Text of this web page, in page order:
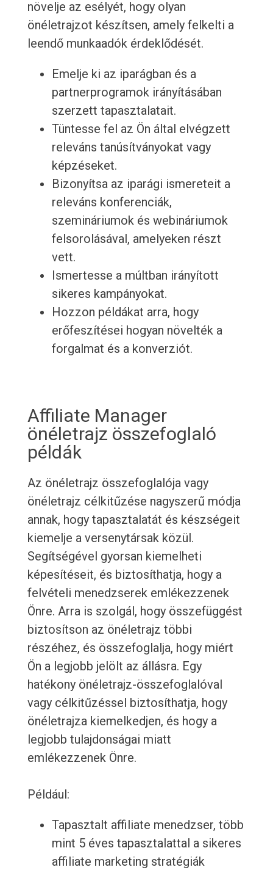
növelje az esélyét, hogy olyan
önéletrajzot készítsen, amely felkelti a
leendő munkaadók érdeklődését.
Emelje ki az iparágban és a
partnerprogramok irányításában
szerzett tapasztalatait.
Tüntesse fel az Ön által elvégzett
releváns tanúsítványokat vagy
képzéseket.
Bizonyítsa az iparági ismereteit a
releváns konferenciák,
szemináriumok és webináriumok
felsorolásával, amelyeken részt
vett.
Ismertesse a múltban irányított
sikeres kampányokat.
Hozzon példákat arra, hogy
erőfeszítései hogyan növelték a
forgalmat és a konverziót.
Affiliate Manager
önéletrajz összefoglaló
példák
Az önéletrajz összefoglalója vagy
önéletrajz célkitűzése nagyszerű módja
annak, hogy tapasztalatát és készségeit
kiemelje a versenytársak közül.
Segítségével gyorsan kiemelheti
képesítéseit, és biztosíthatja, hogy a
felvételi menedzserek emlékezzenek
Önre. Arra is szolgál, hogy összefüggést
biztosítson az önéletrajz többi
részéhez, és összefoglalja, hogy miért
Ön a legjobb jelölt az állásra. Egy
hatékony önéletrajz-összefoglalóval
vagy célkitűzéssel biztosíthatja, hogy
önéletrajza kiemelkedjen, és hogy a
legjobb tulajdonságai miatt
emlékezzenek Önre.
Például:
Tapasztalt affiliate menedzser, több
mint 5 éves tapasztalattal a sikeres
affiliate marketing stratégiák